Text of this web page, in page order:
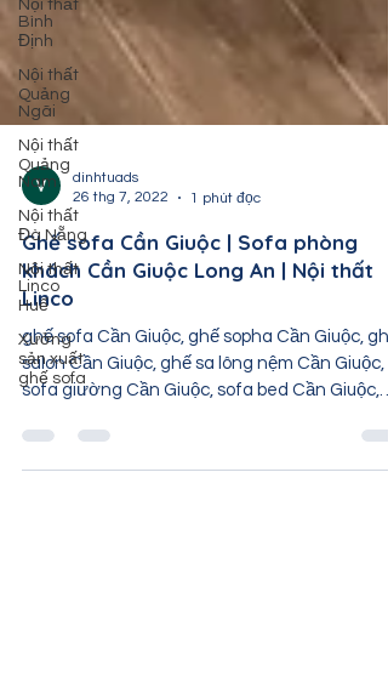
Nội thất
Bình
Định
Nội thất
Quảng
Ngãi
Nội thất
Quảng
Nam
Nội thất
Đà Nẵng
Nội thất
Linco
Huế
Xưởng
sản xuất
ghế sofa
dinhtuads
26 thg 7, 2022
1 phút đọc
Ghế sofa Cần Giuộc | Sofa phòng
khách Cần Giuộc Long An | Nội thất
Linco
ghế sofa Cần Giuộc, ghế sopha Cần Giuộc,
salon Cần Giuộc, ghế sa lông nệm Cần Giuộc,
sofa giường Cần Giuộc, sofa bed Cần Giuộc,